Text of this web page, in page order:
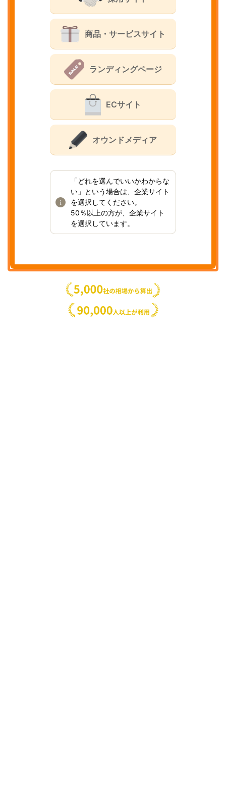
商品・サービスサイト
ランディングページ
ECサイト
オウンドメディア
「どれを選んでいいかわからな
い」という場合は、企業サイト
を選択してください。
50％以上の方が、企業サイト
を選択しています。